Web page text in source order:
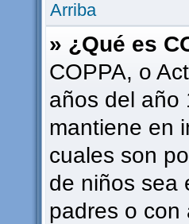
Arriba
» ¿Qué es
COPPA, o
años del año
mantiene en
cuales son
de niños sea
padres o con